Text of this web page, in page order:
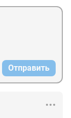
Отправить